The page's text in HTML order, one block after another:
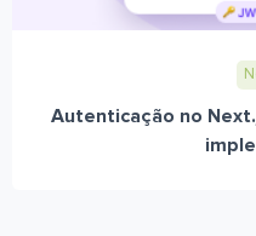
Autenticação no